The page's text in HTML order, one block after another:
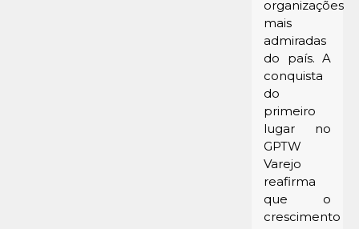
organizações
mais
admiradas
do país. A
conquista
do
primeiro
lugar no
GPTW
Varejo
reafirma
que o
crescimento